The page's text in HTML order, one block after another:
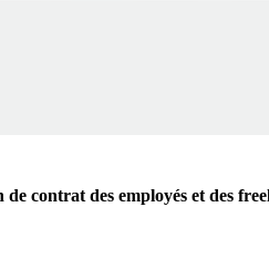
contrat des employés et des